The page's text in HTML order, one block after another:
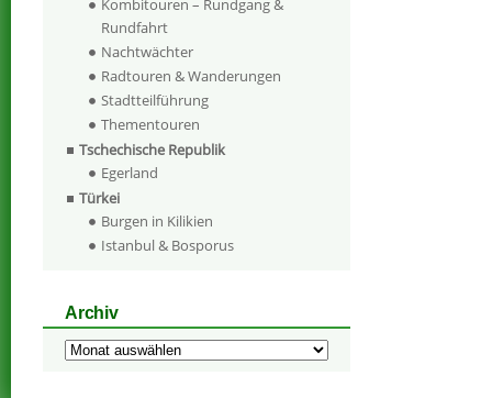
Kombitouren – Rundgang &
Rundfahrt
Nachtwächter
Radtouren & Wanderungen
Stadtteilführung
Thementouren
Tschechische Republik
Egerland
Türkei
Burgen in Kilikien
Istanbul & Bosporus
Archiv
Archiv